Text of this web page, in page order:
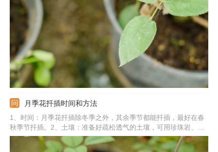
肥、生肥，避免烧根。4、淋雨过多：夏季时降雨较多，要注意避
开暴雨。5、通风不良：夏季的温度过高，空气闷热，通风不好会
影响长势。
月季花扦插时间和方法
1、时间：月季花扦插除冬季之外，其余季节都能扦插，最好在春
秋季节扦插。2、土壤：准备好疏松透气的土壤，可用珍珠岩、蛭
石、草炭土按1:1:1混合配制。3、枝条：剪取合适的枝条，可选择
开完花以后的枝条。4、扦插：将枝条下端斜剪，用生根粉和萘乙